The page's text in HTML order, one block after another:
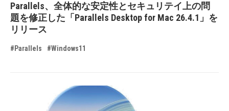
Parallels、全体的な安定性とセキュリテイ上の問
題を修正した「Parallels Desktop for Mac 26.4.1」を
リリース
#Parallels #Windows11